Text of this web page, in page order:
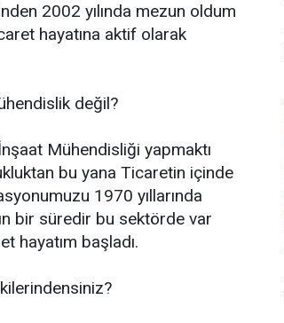
2002 yılında mezun oldum
hayatına aktif olarak
değil?
Mühendisliği yapmaktı
bu yana Ticaretin içinde
1970 yıllarında
bir süredir bu sektörde var
hayatım başladı.